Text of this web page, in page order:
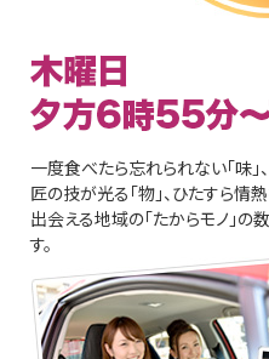
一度食べたら忘れられない「味」、
匠の技が光る「物」、ひたすら情
出会える地域の「たからモノ」の
す。